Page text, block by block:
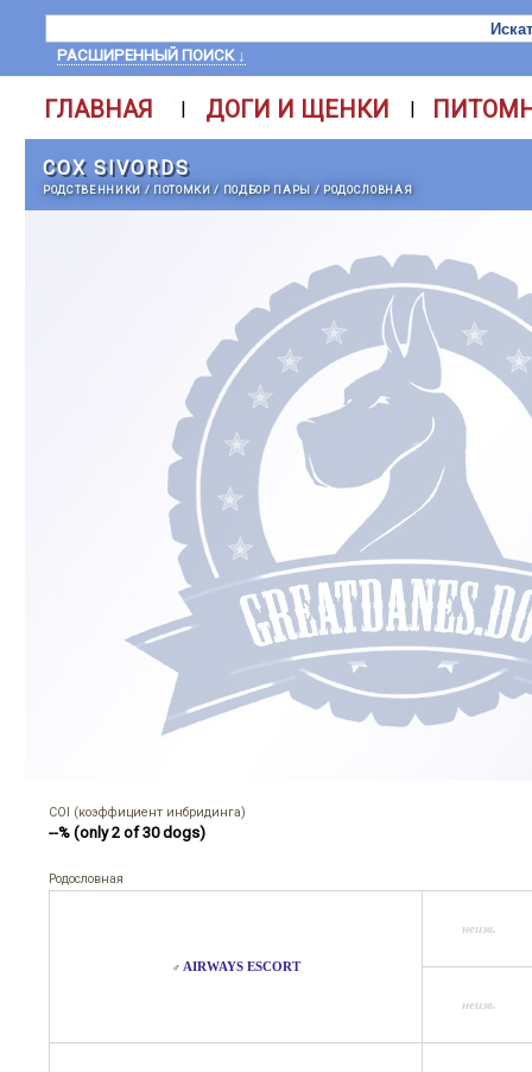
РАСШИРЕННЫЙ ПОИСК ↓
ГЛАВНАЯ | ДОГИ И ЩЕНКИ |
COX SIVORDS
РОДСТВЕННИКИ / ПОТОМКИ/ ПОДБОР ПАРЫ / РОДОСЛОВНАЯ
COI (коэффициент инбридинга)
--% (only 2 of 30 dogs)
Родословная
♂ AIRWAYS ESCORT
неизв.
неизв.